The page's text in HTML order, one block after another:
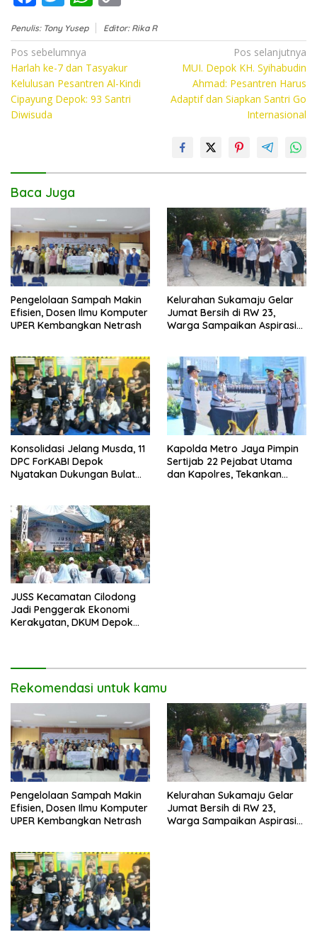
ac
e
b
o
o
w
itt
er
h
at
s
A
p
o
p
y
Li
n
Penulis: Tony Yusep Editor: Rika R
Navigasi
pos
Pos sebelumnya
Harlah ke-7 dan Tasyakur
Kelulusan Pesantren Al-Kindi
Cipayung Depok: 93 Santri
Diwisuda
Pos selanjutnya
MUI. Depok KH. Syihabudin
Ahmad: Pesantren Harus
Adaptif dan Siapkan Santri Go
Internasional
Baca Juga
Pengelolaan Sampah Makin
Efisien, Dosen Ilmu Komputer
UPER Kembangkan Netrash
Kelurahan Sukamaju Gelar
Jumat Bersih di RW 23,
Warga Sampaikan Aspirasi
Konsolidasi Jelang Musda, 11
DPC ForKABI Depok
Nyatakan Dukungan Bulat
Kapolda Metro Jaya Pimpin
Sertijab 22 Pejabat Utama
dan Kapolres, Tekankan
JUSS Kecamatan Cilodong
Jadi Penggerak Ekonomi
Kerakyatan, DKUM Depok
Rekomendasi untuk kamu
Pengelolaan Sampah Makin
Efisien, Dosen Ilmu Komputer
UPER Kembangkan Netrash
Kelurahan Sukamaju Gelar
Jumat Bersih di RW 23,
Warga Sampaikan Aspirasi